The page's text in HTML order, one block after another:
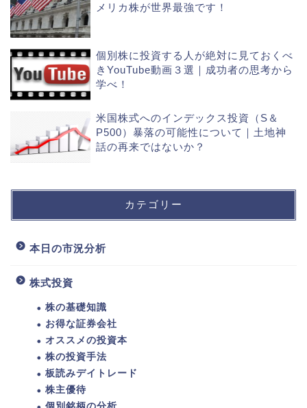
メリカ株が世界最強です！
個別株に投資する人が絶対に見ておくべ
きYouTube動画３選｜成功者の思考から
学べ！
米国株式へのインデックス投資（S＆
P500）暴落の可能性について｜土地神
話の再来ではないか？
カテゴリー
本日の市況分析
株式投資
株の基礎知識
お得な証券会社
オススメの投資本
株の投資手法
板読みデイトレード
株主優待